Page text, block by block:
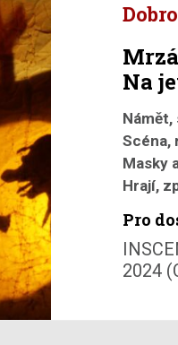
Na
Námět,
Scéna,
Masky
Hrají,
Pro
2024